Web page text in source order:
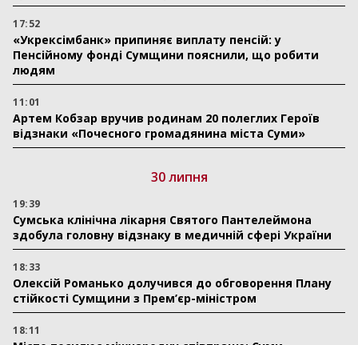
17:52
«Укрексімбанк» припиняє виплату пенсій: у
Пенсійному фонді Сумщини пояснили, що робити
людям
11:01
Артем Кобзар вручив родинам 20 полеглих Героїв
відзнаки «Почесного громадянина міста Суми»
30 липня
19:39
Сумська клінічна лікарня Святого Пантелеймона
здобула головну відзнаку в медичній сфері України
18:33
Олексій Романько долучився до обговорення Плану
стійкості Сумщини з Прем’єр-міністром
18:11